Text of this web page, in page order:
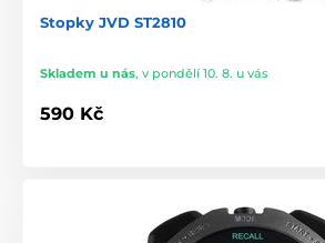
Stopky JVD ST2810
Skladem u nás, v pondělí 10. 8. u vás
590 Kč